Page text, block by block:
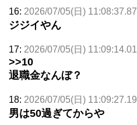
16: 2026/07/05(日) 11:08:37.87
ジジイやん
17: 2026/07/05(日) 11:09:14.01
>>10
退職金なんぼ？
18: 2026/07/05(日) 11:09:27.19
男は50過ぎてからや